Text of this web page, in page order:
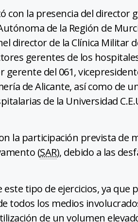
con la presencia del director
de la Región de
director de la Clínica Militar
gerentes de los
gerente del 061,
de Alicante, así como de
de la Universidad
la participación prevista de
(SAR), debido a las
tipo de ejercicios, ya que
todos los medios
de un volumen